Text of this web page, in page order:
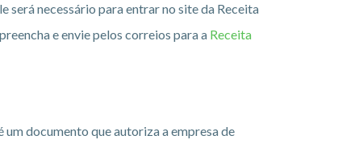
será necessário para entrar no site da Receita
e envie pelos correios para a Receita
documento que autoriza a empresa de